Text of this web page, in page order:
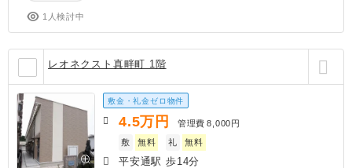
1人検討中
レオネクスト真畔町 1階
敷金・礼金ゼロ物件
4.5万円 管理費 8,000円
敷
無料 礼 無料
平安通駅 歩14分